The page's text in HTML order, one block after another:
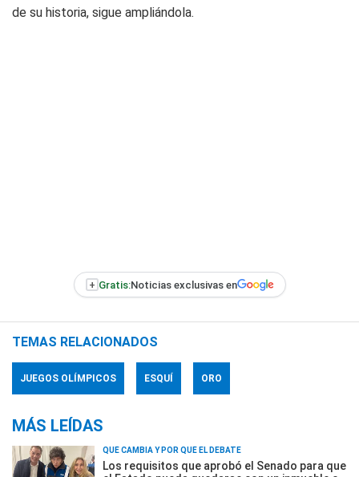
de su historia, sigue ampliándola.
+ Gratis:Noticias exclusivas en
TEMAS RELACIONADOS
JUEGOS OLÍMPICOS ESQUÍ ORO
MÁS LEÍDAS
QUÉ CAMBIA Y POR QUÉ EL DEBATE
Los requisitos que aprobó el Senado para que